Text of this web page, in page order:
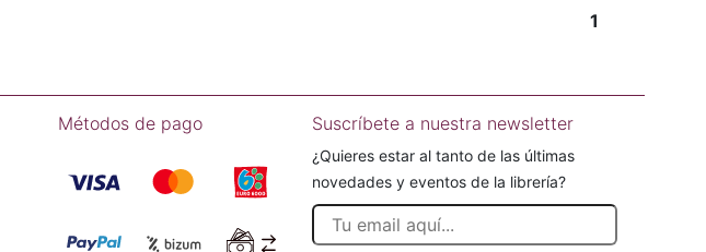
1
Métodos de pago Suscríbete a nuestra newsletter
¿Quieres estar al tanto de las últimas
novedades y eventos de la librería?